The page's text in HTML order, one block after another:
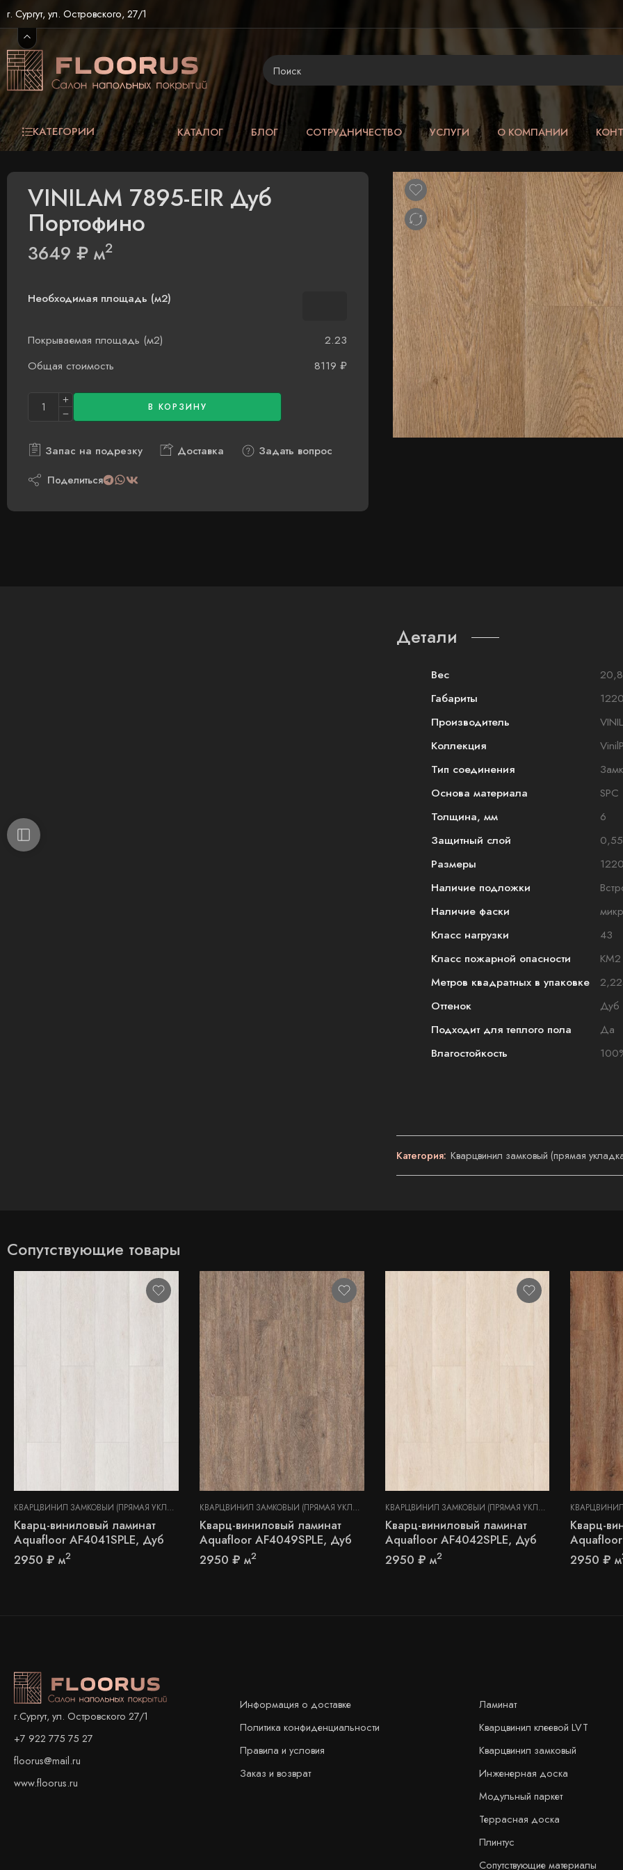
г. Сургут, ул. Островского, 27/1
КАТЕГОРИИ КАТАЛОГ БЛОГ СОТРУДНИЧЕСТВО УСЛУГИ О КОМПАНИИ
VINILAM 7895-EIR Дуб
Портофино
3649 ₽ м2
Необходимая площадь (м2)
Покрываемая площадь (м2)
2.23
Общая стоимость
8119 ₽
В КОРЗИНУ
Запас на подрезку Доставка Задать вопрос
Поделиться
Детали
Вес
Габариты
Производитель
Коллекция
Тип соединения
Основа материала
SPC
Толщина, мм
6
Защитный слой
0,55
Размеры
Наличие подложки
Наличие фаски
Класс нагрузки
43
Класс пожарной опасности
КМ2
Метров квадратных в упаковке
Оттенок
Дуб
Подходит для теплого пола
Да
Влагостойкость
Категория: Кварцвинил замковый (прямая
Сопутствующие товары
КВАРЦВИНИЛ ЗАМКОВЫЙ (ПРЯМАЯ УКЛАДКА)
Кварц-виниловый ламинат
Aquafloor AF4041SPLE, Дуб
2950 ₽ м2
КВАРЦВИНИЛ ЗАМКОВЫЙ (ПРЯМАЯ УКЛАДКА)
Кварц-виниловый ламинат
Aquafloor AF4049SPLE, Дуб
2950 ₽ м2
КВАРЦВИНИЛ ЗАМКОВЫЙ (ПРЯМАЯ УКЛАДКА)
Кварц-виниловый ламинат
Aquafloor AF4042SPLE, Дуб
2950 ₽ м2
Кварц-
2950₽ м
г.Сургут, ул. Островского 27/1
+7 922 775 75 27
floorus@mail.ru
www.floorus.ru
Информация о доставке
Политика конфиденциальности
Правила и условия
Заказ и возврат
Ламинат
Кварцвинил клеевой LVT
Кварцвинил замковый
Инженерная доска
Модульный паркет
Террасная доска
Плинтус
Сопутствующие материалы